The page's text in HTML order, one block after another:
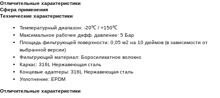
Отличительные характеристики
Сфера применения
Технические характеристики
Температурный диапазон: -20℃ / +150℃
Максимальное рабочее дифф. давление: 5 Бар
Площадь фильтрующей поверхности: 0,05 м2 на 10 дюймов (в зависимости от
выбранной версии)
Фильтрующий материал: Боросиликатное волокно
Каркас: 316L Нержавеющая сталь
Концевые адаптеры: 316L Нержавеющая сталь
Уплотнение: EPDM
Отличительные характеристики